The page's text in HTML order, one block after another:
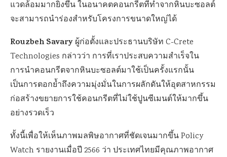
แวดล้อมมากยิ่งขึ้น ในอนาคตคอนกรีตที่ทำจากหินบะซอลต์
จะสามารถนำร่องสำหรับโครงการขนาดใหญ่ได้
Rouzbeh Savary ผู้ก่อตั้งและประธานบริษัท C-Crete
Technologies กล่าวว่า การที่เราประสบความสำเร็จใน
การนำคอนกรีตจากหินบะซอลต์มาใช้เป็นครั้งแรกนั้น
เป็นการตอกย้ำถึงความมุ่งมั่นในการผลักดันให้อุตสาหกรรม
ก่อสร้างขยายการใช้คอนกรีตที่ไม่ใช้ปูนซีเมนต์ให้มากขึ้น
อย่างรวดเร็ว
ทั้งนี้เพื่อให้เห็นภาพมลพิษอากาศที่ชัดเจนมากขึ้น Policy
Watch รายงานเมื่อปี 2566 ว่า ประเทศไทยมีคุณภาพอากาศ